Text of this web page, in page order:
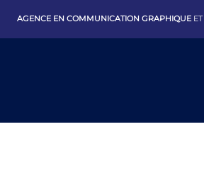
AGENCE EN COMMUNICATION GRAPHIQUEET